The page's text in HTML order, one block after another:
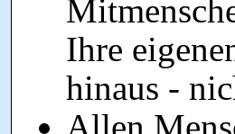
Ihre
hinaus -